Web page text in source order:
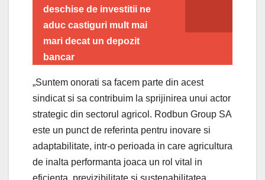
deschise de investitii ne
aduc castiguri mult mai
mari decat un depozit
bancar
„Suntem onorati sa facem parte din acest
sindicat si sa contribuim la sprijinirea unui actor
strategic din sectorul agricol. Rodbun Group SA
este un punct de referinta pentru inovare si
adaptabilitate, intr-o perioada in care agricultura
de inalta performanta joaca un rol vital in
eficienta, previzibilitate si sustenabilitatea